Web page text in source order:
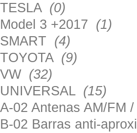
TESLA (0)
Model 3 +2017 (1)
SMART (4)
TOYOTA (9)
VW (32)
UNIVERSAL (15)
A-02 Antenas AM/FM
B-02 Barras anti-